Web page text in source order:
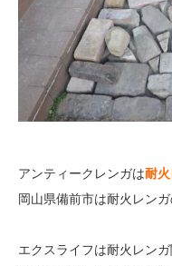
アンティークレンガは耐
岡山県備前市は耐火レン
エクスライフは耐火レン